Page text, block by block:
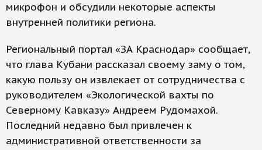
микрофон и обсудили некоторые аспекты
внутренней политики региона.
Региональный портал «ЗА Краснодар» сообщает,
что глава Кубани рассказал своему заму о том,
какую пользу он извлекает от сотрудничества с
руководителем «Экологической вахты по
Северному Кавказу» Андреем Рудомахой.
Последний недавно был привлечен к
административной ответственности за